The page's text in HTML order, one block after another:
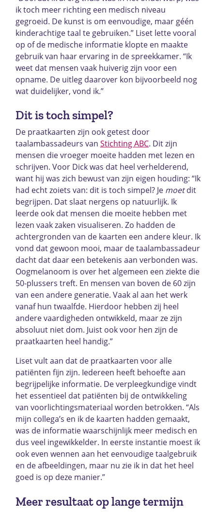
ik toch meer richting een medisch niveau
gegroeid. De kunst is om eenvoudige, maar géén
kinderachtige taal te gebruiken.” Liset lette vooral
op of de medische informatie klopte en maakte
gebruik van haar ervaring in de spreekkamer. “Ik
weet dat mensen vaak huiverig zijn voor een
opname. De uitleg daarover kon bijvoorbeeld nog
wat duidelijker, vond ik.”
Dit is toch simpel?
De praatkaarten zijn ook getest door
taalambassadeurs van Stichting ABC. Dit zijn
mensen die vroeger moeite hadden met lezen en
schrijven. Voor Dick was dat heel verhelderend,
want hij was zich bewust van zijn eigen houding: “Ik
had echt zoiets van: dit is toch simpel? Je moetdit
begrijpen. Dat slaat nergens op natuurlijk. Ik
leerde ook dat mensen die moeite hebben met
lezen vaak zaken visualiseren. Zo hadden de
achtergronden van de kaarten een andere kleur. Ik
vond dat gewoon mooi, maar de taalambassadeur
dacht dat daar een betekenis aan verbonden was.
Oogmelanoom is over het algemeen een ziekte die
50-plussers treft. En mensen van boven de 60 zijn
van een andere generatie. Vaak al aan het werk
vanaf hun twaalfde. Hierdoor hebben zij heel
andere vaardigheden ontwikkeld, maar ze zijn
absoluut niet dom. Juist ook voor hen zijn de
praatkaarten heel handig.”
Liset vult aan dat de praatkaarten voor alle
patiënten fijn zijn. Iedereen heeft behoefte aan
begrijpelijke informatie. De verpleegkundige vindt
het essentieel dat patiënten bij de ontwikkeling
van voorlichtingsmateriaal worden betrokken. “Als
mijn collega’s en ik de kaarten hadden gemaakt,
was de informatie waarschijnlijk meer medisch en
dus veel ingewikkelder. In eerste instantie moest ik
ook even wennen aan het eenvoudige taalgebruik
en de afbeeldingen, maar nu zie ik in dat het heel
goed is op deze manier.”
Meer resultaat op lange termijn